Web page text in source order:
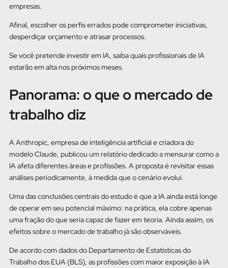
empresas.
Afinal, escolher os perfis errados pode comprometer iniciativas,
desperdiçar orçamento e atrasar processos.
Se você pretende investir em IA, saiba quais profissionais de IA
estarão em alta nos próximos meses.
Panorama: o que o mercado de
trabalho diz
A Anthropic, empresa de inteligência artificial e criadora do
modelo Claude, publicou um relatório dedicado a mensurar como a
IA afeta diferentes áreas e profissões. A proposta é revisitar essas
análises periodicamente, à medida que o cenário evolui.
Uma das conclusões centrais do estudo é que a IA ainda está longe
de operar em seu potencial máximo: na prática, ela cobre apenas
uma fração do que seria capaz de fazer em teoria. Ainda assim, os
efeitos sobre o mercado de trabalho já são observáveis.
De acordo com dados do Departamento de Estatísticas do
Trabalho dos EUA (BLS), as profissões com maior exposição à IA